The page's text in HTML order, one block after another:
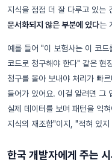
지식을 점점 더 잘 다루고 있는
문서화되지 않은 부분에 있다는
예를 들어 "이 보험사는 이 코
코드로 청구해야 한다" 같은 현
청구를 몰아 보내야 처리가 빠
들어가 있어요. 이걸 알려면 그
실제 데이터를 보며 패턴을 익
지식의 재조합"이지, "적혀 있
한국 개발자에게 주는